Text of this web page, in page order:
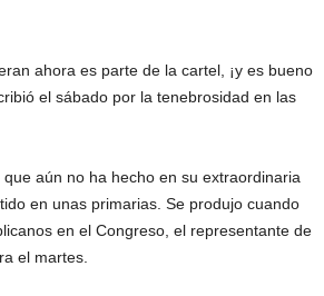
ahora es parte de la cartel, ¡y es bueno
el sábado por la tenebrosidad en las
aún no ha hecho en su extraordinaria
en unas primarias. Se produjo cuando
en el Congreso, el representante de
el martes.